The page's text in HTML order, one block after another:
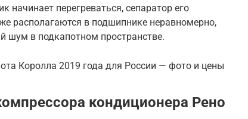
начинает перегреваться, сепаратор его
располагаются в подшипнике неравномерно,
шум в подкапотном пространстве.
Королла 2019 года для России — фото и цены
кондиционера Рено